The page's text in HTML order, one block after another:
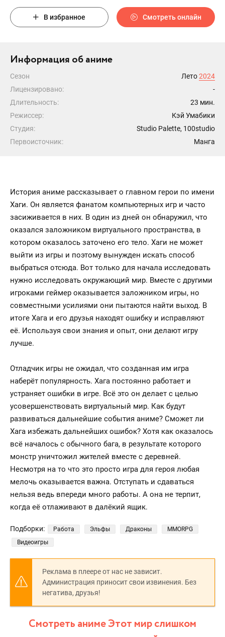
В избранное Смотреть онлайн
Информация об аниме
Сезон Лето2024
Лицензировано:
-
Длительность:
23 мин.
Режиссер:
Кэй Умабики
Студия:
Studio Palette, 100studio
Первоисточник:
Манга
История аниме рассказывает о главном герои по имени
Хаги. Он является фанатом компьютерных игр и часто
засиживается в них. В один из дней он обнаружил, что
оказался заложником виртуального пространства, в
котором оказалось заточено его тело. Хаги не может
выйти из игры и поэтому вынужден искать способ
выбраться отсюда. Вот только для начала исследовать
нужно исследовать окружающий мир. Вместе с другими
игроками геймер оказывается заложником игры, но
совместными усилиями они пытаются найти выход. В
итоге Хага и его друзья находят ошибку и исправляют
её. Используя свои знания и опыт, они делают игру
лучше.
Отладчик игры не ожидал, что созданная им игра
наберёт популярность. Хага постоянно работает и
устраняет ошибки в игре. Всё это он делает с целью
усовершенствовать виртуальный мир. Как будут
развиваться дальнейшие события аниме? Сможет ли
Хага избежать дальнейших ошибок? Хотя как оказалось
всё началось с обычного бага, в результате которого
монстр уничтожил жителей вместе с деревней.
Несмотря на то что это просто игра для героя любая
мелочь оказывается важна. Отступать и сдаваться
нельзя ведь впереди много работы. А она не терпит,
когда её отлаживают в далёкий ящик.
Подборки: Работа Эльфы Драконы
MMORPG
Видеоигры
Реклама в плеере от нас не зависит.
Администрация приносит свои извинения. Без
негатива, друзья!
Смотреть аниме Этот мир слишком